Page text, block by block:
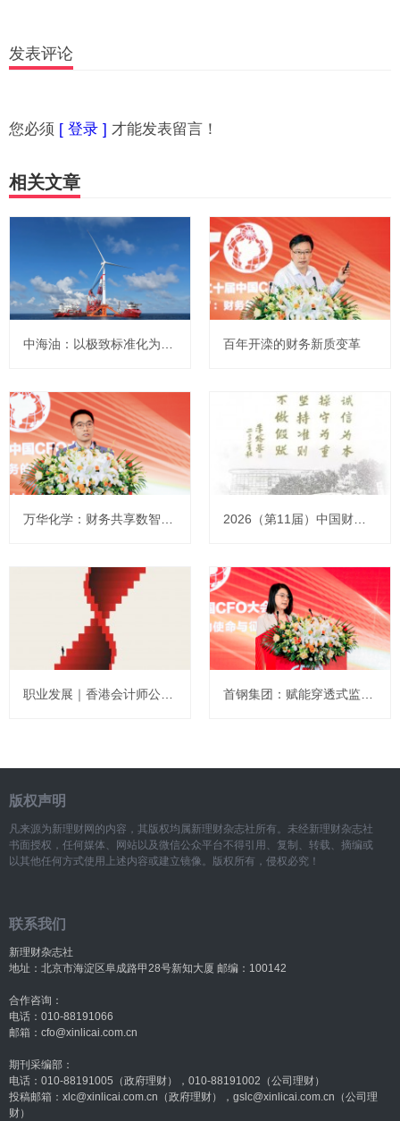
发表评论
您必须 [ 登录 ] 才能发表留言！
相关文章
百年开滦的财务新质变革
版权声明
凡来源为新理财网的内容，其版权均属新理财杂志社所有。未经新理财杂志社
书面授权，任何媒体、网站以及微信公众平台不得引用、复制、转载、摘编或
以其他任何方式使用上述内容或建立镜像。版权所有，侵权必究！
联系我们
新理财杂志社
地址：北京市海淀区阜成路甲28号新知大厦 邮编：100142
合作咨询：
电话：010-88191066
邮箱：cfo@xinlicai.com.cn
期刊采编部：
电话：010-88191005（政府理财），010-88191002（公司理财）
投稿邮箱：xlc@xinlicai.com.cn（政府理财），gslc@xinlicai.com.cn（公司理
财）